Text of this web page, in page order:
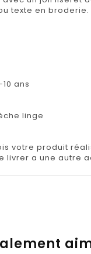
texte en broderie.
ans
linge
votre produit
livrer a une autre